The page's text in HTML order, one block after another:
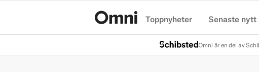
Toppnyheter Senaste nytt
Omni är en del av